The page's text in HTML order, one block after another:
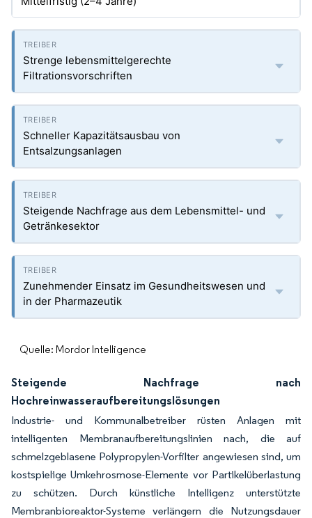
Strenge lebensmittelgerechte
Filtrationsvorschriften
Schneller Kapazitätsausbau von
Entsalzungsanlagen
Steigende Nachfrage aus dem Lebensmittel- und
Getränkesektor
Zunehmender Einsatz im Gesundheitswesen und
in der Pharmazeutik
Quelle: Mordor Intelligence
Steigende Nachfrage nach
Hochreinwasseraufbereitungslösungen
Industrie- und Kommunalbetreiber rüsten Anlagen mit
intelligenten Membranaufbereitungslinien nach, die auf
schmelzgeblasene Polypropylen-Vorfilter angewiesen sind, um
kostspielige Umkehrosmose-Elemente vor Partikelüberlastung
zu schützen. Durch künstliche Intelligenz unterstützte
Membranbioreaktor-Systeme verlängern die Nutzungsdauer